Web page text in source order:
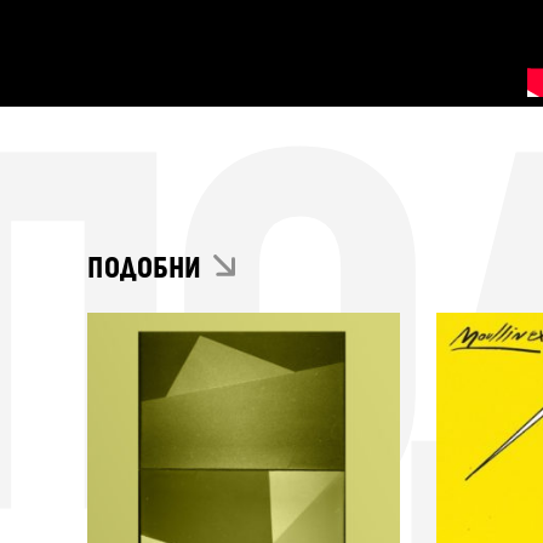
ПОДОБНИ